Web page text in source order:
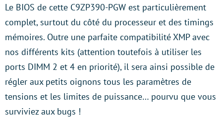
Le BIOS de cette C9ZP390-PGW est particulièrement
complet, surtout du côté du processeur et des timings
mémoires. Outre une parfaite compatibilité XMP avec
nos différents kits (attention toutefois à utiliser les
ports DIMM 2 et 4 en priorité), il sera ainsi possible de
régler aux petits oignons tous les paramètres de
tensions et les limites de puissance… pourvu que vous
surviviez aux bugs !